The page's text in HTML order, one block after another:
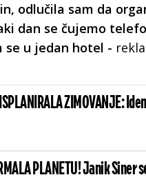
odlučila sam da
dan se čujemo
se u jedan hotel -
ZIMOVANJE:
PLANETU! Janik Siner